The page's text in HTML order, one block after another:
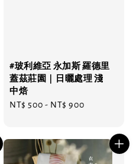
#玻利維亞 永加斯 羅德里
蓋茲莊園｜日曬處理 淺
中焙
Regular
NT$ 500 - NT$ 900